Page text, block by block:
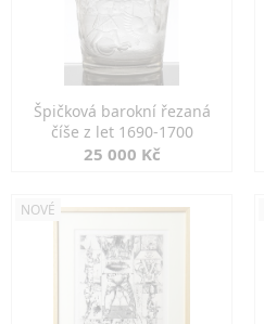
Špičková barokní řezaná
číše z let 1690-1700
25 000 Kč
NOVÉ